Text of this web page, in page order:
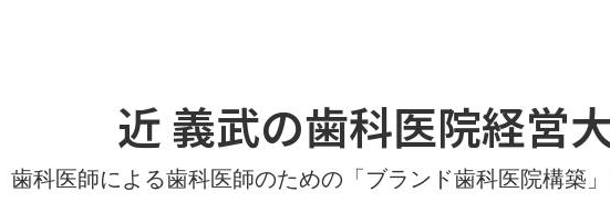
近 義武の歯科医院経営
歯科医師による歯科医師のための「ブランド歯科医院構築